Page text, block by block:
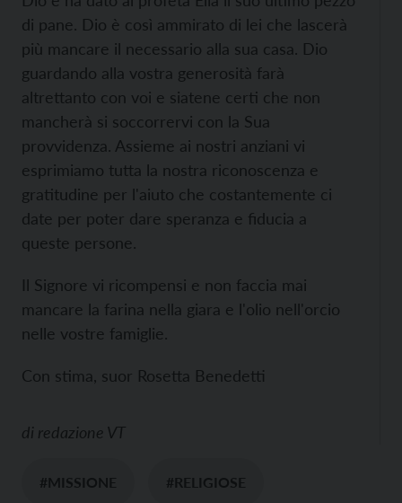
di pane. Dio è così ammirato di lei che lascerà
più mancare il necessario alla sua casa. Dio
guardando alla vostra generosità farà
altrettanto con voi e siatene certi che non
mancherà si soccorrervi con la Sua
provvidenza. Assieme ai nostri anziani vi
esprimiamo tutta la nostra riconoscenza e
gratitudine per l'aiuto che costantemente ci
date per poter dare speranza e fiducia a
queste persone.
Il Signore vi ricompensi e non faccia mai
mancare la farina nella giara e l'olio nell'orcio
nelle vostre famiglie.
Con stima, suor Rosetta Benedetti
di redazione VT
#MISSIONE #RELIGIOSE